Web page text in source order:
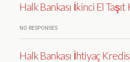
Halk Bankası İkinci El
NO RESPONSES
Halk Bankası İhtiyaç